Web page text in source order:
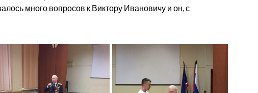
много вопросов к Виктору Ивановичу и он, с